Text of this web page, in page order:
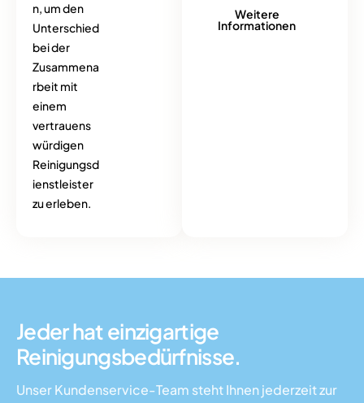
n, um den
Unterschied
bei der
Zusammena
rbeit mit
einem
vertrauens
würdigen
Reinigungsd
ienstleister
zu erleben.
Weitere
Informationen
Jeder hateinzigartige
Reinigungsbedürfnisse.
Unser Kundenservice-Team steht Ihnen jederzeit zur